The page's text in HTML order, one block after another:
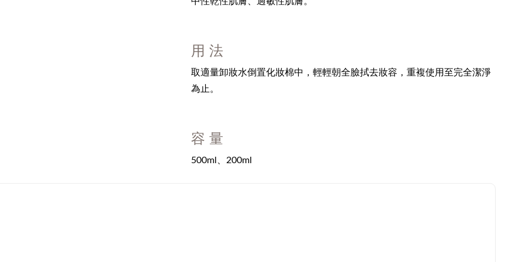
用 法
取適量卸妝水倒置化妝棉中，輕輕朝全臉拭去妝容，重複使用至完全潔淨
為止。
容 量
500ml、200ml